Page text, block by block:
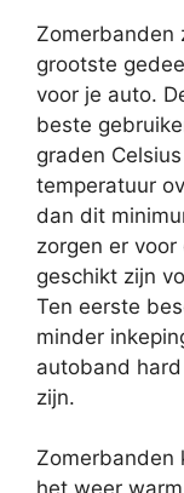
Zomerbanden
grootste
voor je auto.
beste
graden
temperatuur
dan dit
zorgen er
geschikt zijn
Ten eerste
minder
autoband
zijn.
Zomerbanden